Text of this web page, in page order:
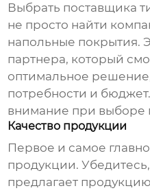
Выбрать поставщика
не просто найти
напольные покрытия.
партнера, который
оптимальное
потребности и
внимание при выборе
Качество продукции
Первое и самое
продукции.
предлагает